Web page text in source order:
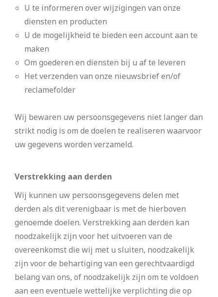
U te informeren over wijzigingen van onze
diensten en producten
U de mogelijkheid te bieden een account aan te
maken
Om goederen en diensten bij u af te leveren
Het verzenden van onze nieuwsbrief en/of
reclamefolder
Wij bewaren uw persoonsgegevens niet langer dan
strikt nodig is om de doelen te realiseren waarvoor
uw gegevens worden verzameld.
Verstrekking aan derden
Wij kunnen uw persoonsgegevens delen met
derden als dit verenigbaar is met de hierboven
genoemde doelen. Verstrekking aan derden kan
noodzakelijk zijn voor het uitvoeren van de
overeenkomst die wij met u sluiten, noodzakelijk
zijn voor de behartiging van een gerechtvaardigd
belang van ons, of noodzakelijk zijn om te voldoen
aan een eventuele wettelijke verplichting die op